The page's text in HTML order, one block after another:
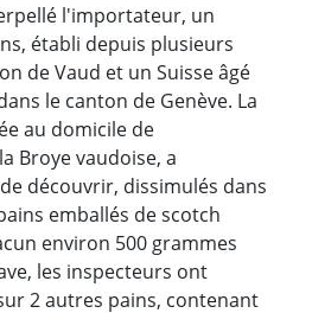
l'importateur, un
établi depuis plusieurs
de Vaud et un Suisse âgé
le canton de Genève. La
au domicile de
Broye vaudoise, a
découvrir, dissimulés dans
emballés de scotch
environ 500 grammes
les inspecteurs ont
2 autres pains, contenant